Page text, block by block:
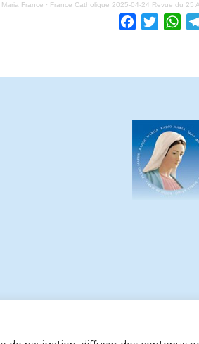
Maria France · France Catholique 2025-04-24 Revue du 25
Facebook
Twitter